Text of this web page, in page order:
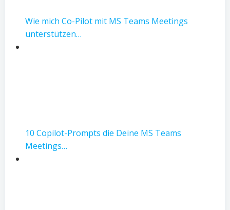
Wie mich Co-Pilot mit MS Teams Meetings
unterstützen…
10 Copilot-Prompts die Deine MS Teams
Meetings…